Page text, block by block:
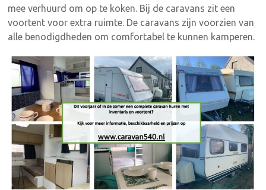
mee verhuurd om op te koken. Bij de caravans zit een
voortent voor extra ruimte. De caravans zijn voorzien van
alle benodigdheden om comfortabel te kunnen kamperen.